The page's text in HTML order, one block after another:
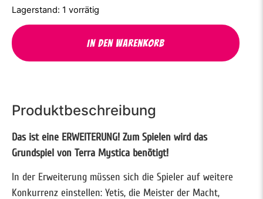
1 vorrätig
In den Warenkorb
Produktbeschreibung
Das ist eine ERWEITERUNG! Zum Spielen wird das
Grundspiel von Terra Mystica benötigt!
In der Erweiterung müssen sich die Spieler auf weitere
Konkurrenz einstellen: Yetis, die Meister der Macht,